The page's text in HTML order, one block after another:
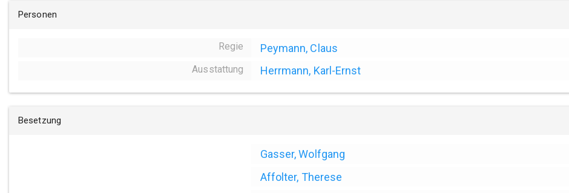
Personen
Regie Peymann, Claus
Ausstattung Herrmann, Karl-Ernst
Besetzung
Gasser, Wolfgang
Affolter, Therese